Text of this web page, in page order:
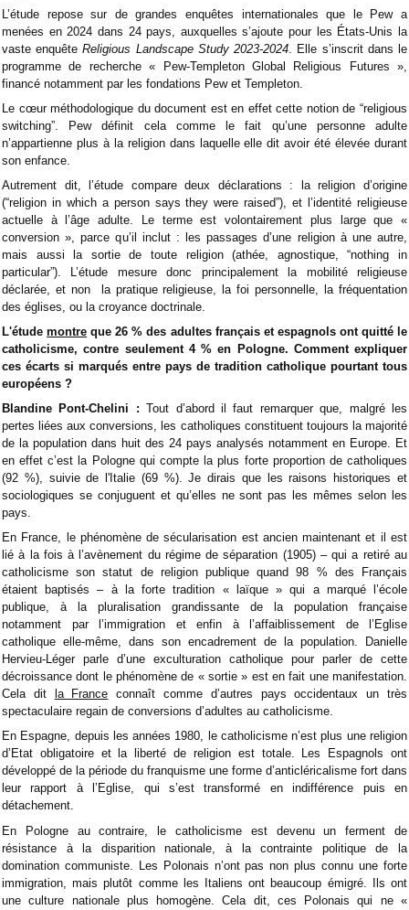
L’étude repose sur de grandes enquêtes internationales que le Pew a
menées en 2024 dans 24 pays, auxquelles s’ajoute pour les États-Unis la
vaste enquêteReligious Landscape Study 2023-2024 . Elle s’inscrit dans le
programme de recherche « Pew-Templeton Global Religious Futures »,
financé notamment par les fondations Pew et Templeton.
Le cœur méthodologique du document est en effet cette notion de “religious
switching”. Pew définit cela comme le fait qu’une personne adulte
n’appartienne plus à la religion dans laquelle elle dit avoir été élevée durant
son enfance.
Autrement dit, l’étude compare deux déclarations : la religion d’origine
(“religion in which a person says they were raised”), et l’identité religieuse
actuelle à l’âge adulte. Le terme est volontairement plus large que «
conversion », parce qu’il inclut : les passages d’une religion à une autre,
mais aussi la sortie de toute religion (athée, agnostique, “nothing in
particular”). L’étude mesure donc principalement la mobilité religieuse
déclarée, et non la pratique religieuse, la foi personnelle, la fréquentation
des églises, ou la croyance doctrinale.
L'étudemontre que 26 % des adultes français et espagnols ont quitté le
catholicisme, contre seulement 4 % en Pologne. Comment expliquer
ces écarts si marqués entre pays de tradition catholique pourtant tous
européens ?
Blandine Pont-Chelini : Tout d’abord il faut remarquer que, malgré les
pertes liées aux conversions, les catholiques constituent toujours la majorité
de la population dans huit des 24 pays analysés notamment en Europe. Et
en effet c’est la Pologne qui compte la plus forte proportion de catholiques
(92 %), suivie de l'Italie (69 %). Je dirais que les raisons historiques et
sociologiques se conjuguent et qu’elles ne sont pas les mêmes selon les
pays.
En France, le phénomène de sécularisation est ancien maintenant et il est
lié à la fois à l’avènement du régime de séparation (1905) – qui a retiré au
catholicisme son statut de religion publique quand 98 % des Français
étaient baptisés – à la forte tradition « laïque » qui a marqué l’école
publique, à la pluralisation grandissante de la population française
notamment par l’immigration et enfin à l’affaiblissement de l’Eglise
catholique elle-même, dans son encadrement de la population. Danielle
Hervieu-Léger parle d’une exculturation catholique pour parler de cette
décroissance dont le phénomène de « sortie » est en fait une manifestation.
Cela dit
la France connaît comme d’autres pays occidentaux un très
spectaculaire regain de conversions d’adultes au catholicisme.
En Espagne, depuis les années 1980, le catholicisme n’est plus une religion
d’Etat obligatoire et la liberté de religion est totale. Les Espagnols ont
développé de la période du franquisme une forme d’anticléricalisme fort dans
leur rapport à l’Eglise, qui s’est transformé en indifférence puis en
détachement.
En Pologne au contraire, le catholicisme est devenu un ferment de
résistance à la disparition nationale, à la contrainte politique de la
domination communiste. Les Polonais n’ont pas non plus connu une forte
immigration, mais plutôt comme les Italiens ont beaucoup émigré. Ils ont
une culture nationale plus homogène. Cela dit, ces Polonais qui ne «